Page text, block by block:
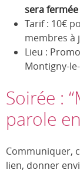
sera fermée
Tarif : 10€
membres à
Lieu :
Montigny-
Soirée :
parole
Communiquer,
lien, donner